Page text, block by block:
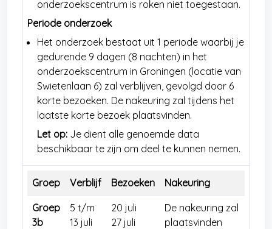
onderzoekscentrum is roken niet toegestaan.
Periode onderzoek
Het onderzoek bestaat uit 1 periode waarbij je
gedurende 9 dagen (8 nachten) in het
onderzoekscentrum in Groningen (locatie van
Swietenlaan 6) zal verblijven, gevolgd door 6
korte bezoeken. De nakeuring zal tijdens het
laatste korte bezoek plaatsvinden.
Let op: Je dient alle genoemde data
beschikbaar te zijn om deel te kunnen nemen.
Groep Verblijf Bezoeken Nakeuring
Groep
3b
5 t/m
13 juli
20 juli
27 juli
De nakeuring zal
plaatsvinden